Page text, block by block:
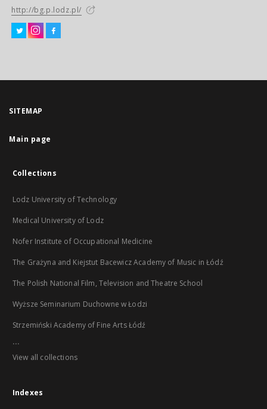
http://bg.p.lodz.pl/
SITEMAP
Main page
Collections
Lodz University of Technology
Medical University of Lodz
Nofer Institute of Occupational Medicine
The Grażyna and Kiejstut Bacewicz Academy of Music in Łódź
The Polish National Film, Television and Theatre School
Wyższe Seminarium Duchowne w Łodzi
Strzemiński Academy of Fine Arts Łódź
...
View all collections
Indexes